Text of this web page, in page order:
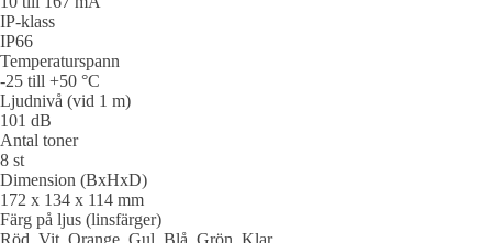
IP-klass
IP66
Temperaturspann
-25 till +50 °C
Ljudnivå (vid 1 m)
101 dB
Antal toner
8 st
Dimension (BxHxD)
172 x 134 x 114 mm
Färg på ljus (linsfärger)
Röd, Vit, Orange, Gul, Blå, Grön, Klar